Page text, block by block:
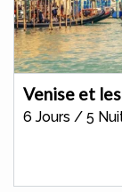
Venise et
6 Jours / 5